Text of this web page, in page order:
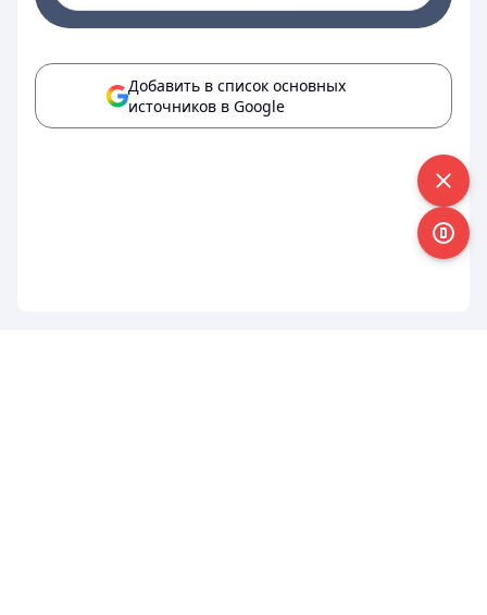
Добавить в список основных
источников в Google